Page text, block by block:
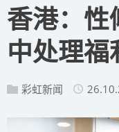
香港：性
中处理福
彩虹新闻